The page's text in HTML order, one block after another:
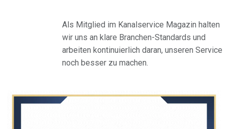
Als Mitglied im Kanalservice Magazin halten
wir uns an klare Branchen-Standards und
arbeiten kontinuierlich daran, unseren Service
noch besser zu machen.